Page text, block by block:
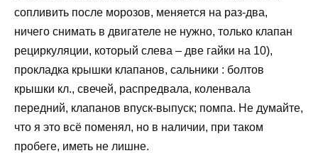
сопливить после морозов, меняется на раз-два,
ничего снимать в двигателе не нужно, только клапан
рециркуляции, который слева – две гайки на 10),
прокладка крышки клапанов, сальники : болтов
крышки кл., свечей, распредвала, коленвала
передний, клапанов впуск-выпуск; помпа. Не думайте,
что я это всё поменял, но в наличии, при таком
пробеге, иметь не лишне.